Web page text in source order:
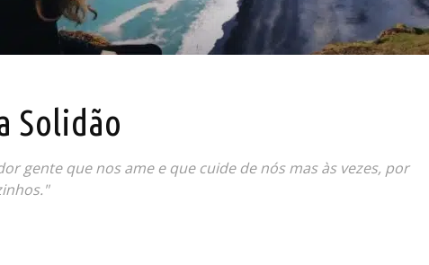
Solidão
gente que nos ame e que cuide de nós mas às vezes, por